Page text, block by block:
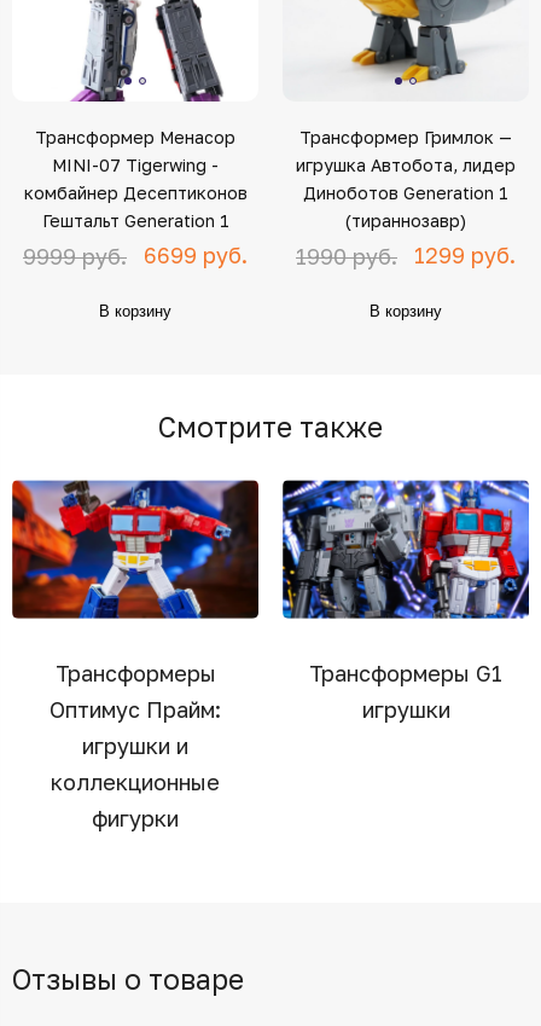
Трансформер Менасор
MINI-07 Tigerwing -
комбайнер Десептиконов
Гештальт Generation 1
9999 руб. 6699 руб.
В корзину
Трансформер Гримлок —
игрушка Автобота, лидер
Диноботов Generation 1
(тираннозавр)
1990 руб. 1299 руб.
В корзину
Смотрите также
Трансформеры
Оптимус Прайм:
игрушки и
коллекционные
фигурки
Трансформеры G1
игрушки
Отзывы о товаре